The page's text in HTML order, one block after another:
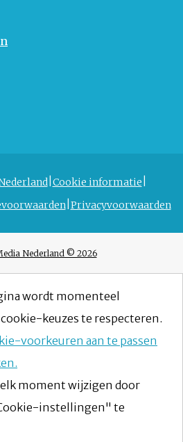
Cookie informatie
Privacyvoorwaarden
Nederland © 2026
wordt momenteel
keuzes te respecteren.
voorkeuren aan te passen
elk moment wijzigen door
instellingen" te